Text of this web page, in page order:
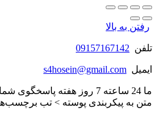
رفتن به بالا
تلفن 09157167142
ایمیل s4hosein@gmail.com
ما 24 ساعته 7 روز هفته
متن به پیکربندی پوسته > تب